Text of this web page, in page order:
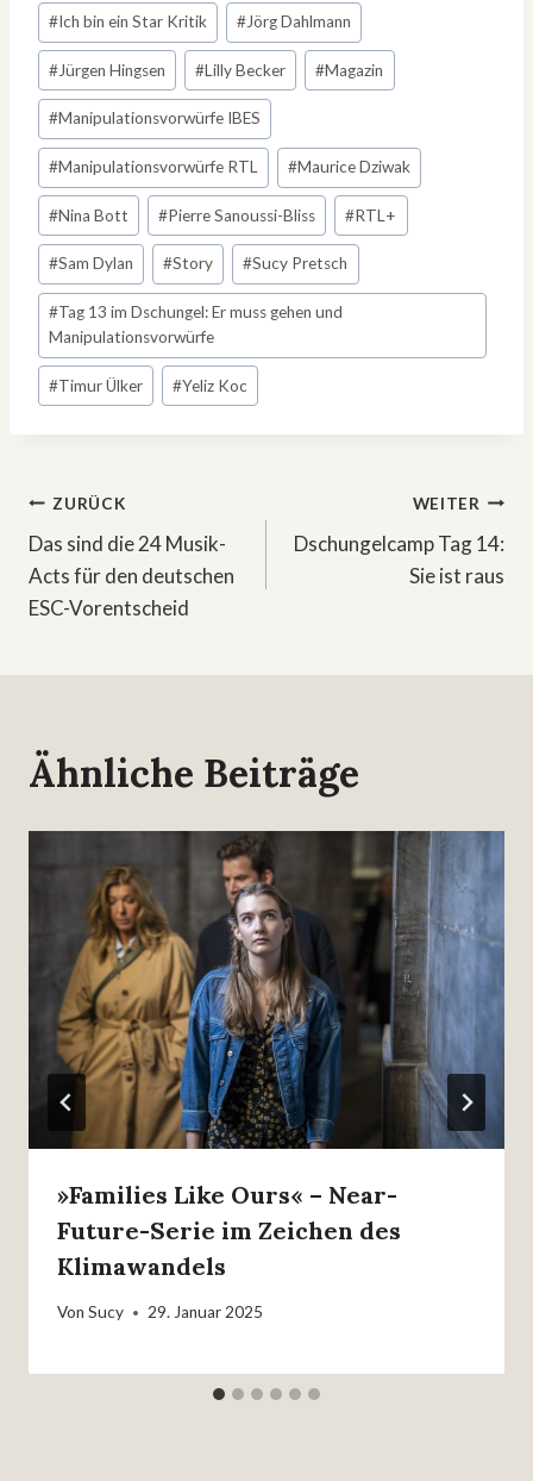
#Ich bin ein Star Kritik #Jörg Dahlmann
#Jürgen Hingsen #Lilly Becker #Magazin
#Manipulationsvorwürfe IBES
#Manipulationsvorwürfe RTL #Maurice Dziwak
#Nina Bott #Pierre Sanoussi-Bliss #RTL+
#Sam Dylan #Story #Sucy Pretsch
#Tag 13 im Dschungel: Er muss gehen und
Manipulationsvorwürfe
#Timur Ülker #Yeliz Koc
Beitragsnavigation
ZURÜCK
Das sind die 24 Musik-
Acts für den deutschen
ESC-Vorentscheid
WEITER
Dschungelcamp Tag 14:
Sie ist raus
Ähnliche Beiträge
»Families Like Ours« – Near-
Future-Serie im Zeichen des
Klimawandels
Von Sucy 29. Januar 2025